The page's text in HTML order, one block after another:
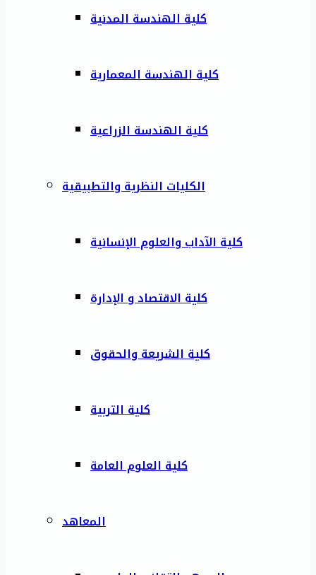
كلية الهندسة المدنية
كلية الهندسة المعمارية
كلية الهندسة الزراعية
الكليات النظرية والتطبيقية
كلية الآداب والعلوم الإنسانية
كلية الاقتصاد و الإدارة
كلية الشريعة والحقوق
كلية التربية
كلية العلوم العامة
المعاهد